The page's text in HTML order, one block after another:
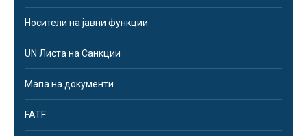
Носители на јавни функции
UN Листа на Санкции
Мапа на документи
FATF